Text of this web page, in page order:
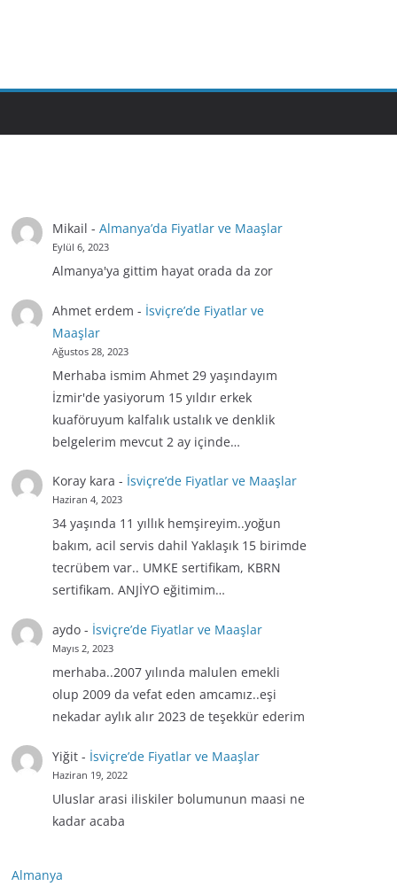
Mikail - Almanya’da Fiyatlar ve Maaşlar
Eylül 6, 2023
Almanya'ya gittim hayat orada da zor
Ahmet erdem - İsviçre’de Fiyatlar ve
Maaşlar
Ağustos 28, 2023
Merhaba ismim Ahmet 29 yaşındayım
İzmir'de yasiyorum 15 yıldır erkek
kuaföruyum kalfalık ustalık ve denklik
belgelerim mevcut 2 ay içinde…
Koray kara - İsviçre’de Fiyatlar ve Maaşlar
Haziran 4, 2023
34 yaşında 11 yıllık hemşireyim..yoğun
bakım, acil servis dahil Yaklaşık 15 birimde
tecrübem var.. UMKE sertifikam, KBRN
sertifikam. ANJİYO eğitimim…
aydo- İsviçre’de Fiyatlar ve Maaşlar
Mayıs 2, 2023
merhaba..2007 yılında malulen emekli
olup 2009 da vefat eden amcamız..eşi
nekadar aylık alır 2023 de teşekkür ederim
Yiğit- İsviçre’de Fiyatlar ve Maaşlar
Haziran 19, 2022
Uluslar arasi iliskiler bolumunun maasi ne
kadar acaba
Almanya